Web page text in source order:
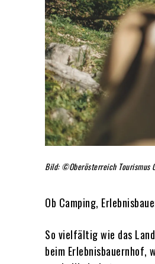
Bild: ©Oberösterreich Tourismus
Ob Camping,
So vielfältig wie das
beim Erlebnisbauernhof,